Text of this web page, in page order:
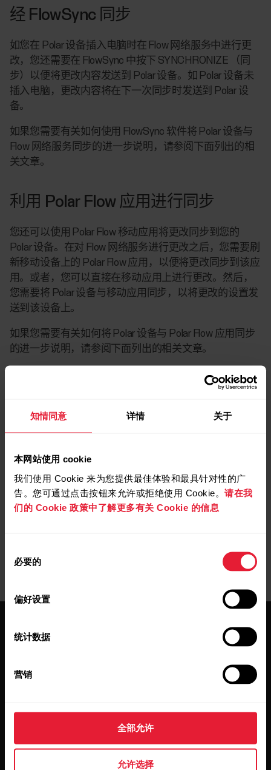
知情同意 详情 关于
本网站使用 cookie
我们使用 Cookie 来为您提供最佳体验和最具针对性的广
告。您可通过点击按钮来允许或拒绝使用 Cookie。 请在我
们的 Cookie 政策中了解更多有关 Cookie 的信息
必要的
偏好设置
统计数据
营销
全部允许
允许选择
经 FlowSync 同步
如您在 Polar 设备插入电脑时在 Flow 网络服务中进行更
改，您还需要在 FlowSync 中按下 SYNCHRONIZE （同
步）以便将更改内容发送到 Polar 设备。如 Polar 设备未
插入电脑，更改内容将在下一次同步时发送到 Polar 设
备。
如果您需要有关如何使用 FlowSync 软件将 Polar 设备与
Flow 网络服务同步的进一步说明，请参阅下面列出的相
关文章。
利用 Polar Flow 应用进行同步
您还可以使用 Polar Flow 移动应用将更改同步到您的
Polar 设备。在对 Flow 网络服务进行更改之后，您需要刷
新移动设备上的 Polar Flow 应用，以便将更改同步到该应
用。或者，您可以直接在移动应用上进行更改。然后，
您需要将 Polar 设备与移动应用同步，以将更改的设置发
送到该设备上。
如果您需要有关如何将 Polar 设备与 Polar Flow 应用同步
的进一步说明，请参阅下面列出的相关文章。
延伸阅读
我如何将 Polar 设备与 Flow 服务同步？
我如何将 Polar 设备与 Polar Flow 应用程序同步？
注册订阅我们的双周会员通讯，我们